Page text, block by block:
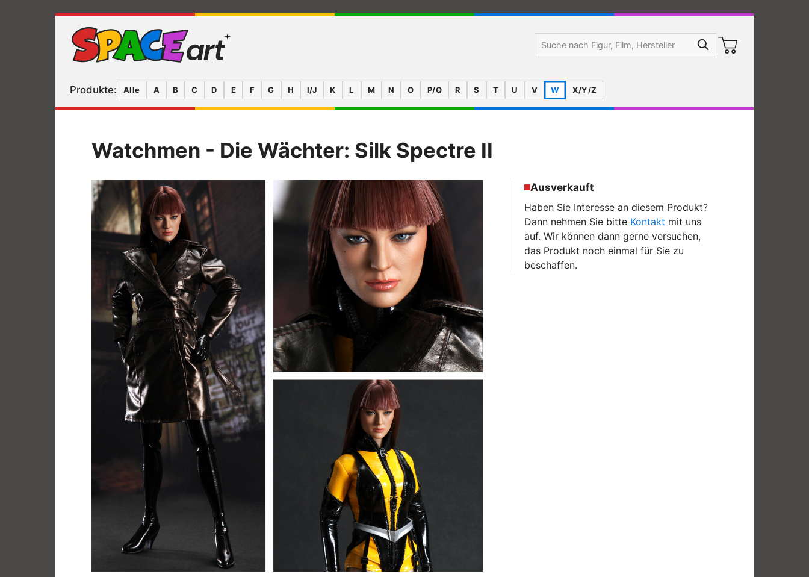
Produkte: Alle A B C D E F G H I/J K L M N O P/Q R S T U V W X/Y/Z
Watchmen - Die Wächter: Silk Spectre II
Ausverkauft
Haben Sie Interesse an diesem Produkt?
Dann nehmen Sie bitte Kontakt mit uns
auf. Wir können dann gerne versuchen,
das Produkt noch einmal für Sie zu
beschaffen.